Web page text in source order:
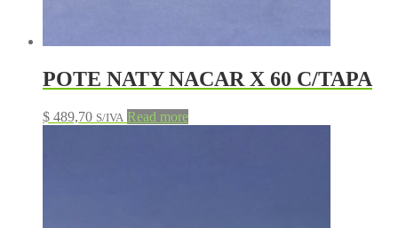
POTE NATY NACAR X 60 C/TAPA
$ 489,70 S/IVA Read more